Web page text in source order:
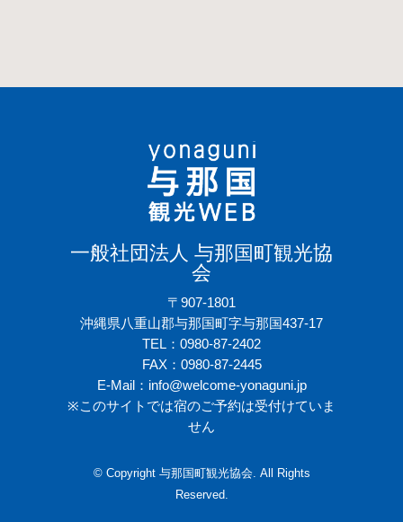
一般社団法人 与那国町観光協
会
〒907-1801
沖縄県八重山郡与那国町字与那国437-17
TEL：0980-87-2402
FAX：0980-87-2445
E-Mail：info@welcome-yonaguni.jp
※このサイトでは宿のご予約は受付けていま
せん
© Copyright 与那国町観光協会. All Rights
Reserved.